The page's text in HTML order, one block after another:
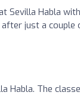
Sevilla Habla
just a
Habla. The